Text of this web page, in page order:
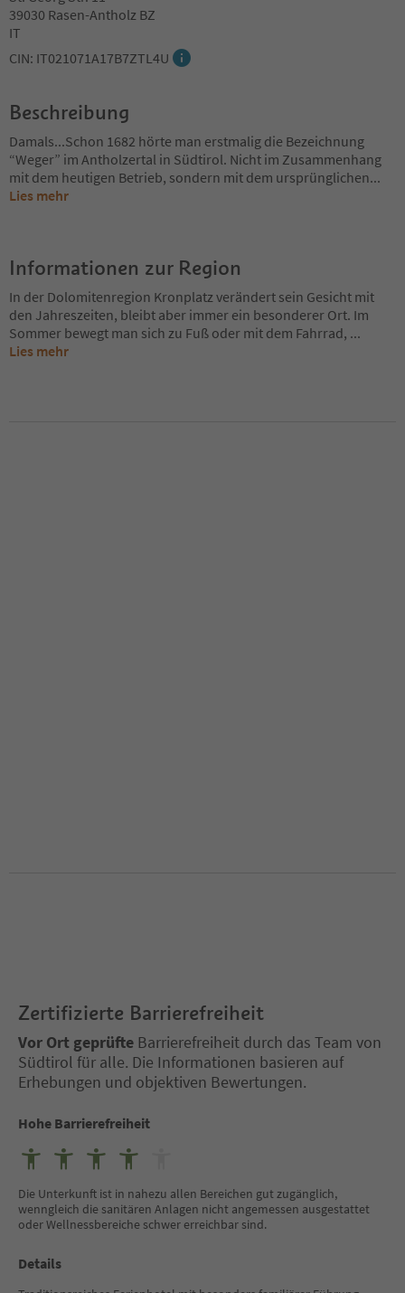
39030 Rasen-Antholz BZ
IT
CIN: IT021071A17B7ZTL4U
Beschreibung
Damals...Schon 1682 hörte man erstmalig die Bezeichnung
“Weger” im Antholzertal in Südtirol. Nicht im Zusammenhang
mit dem heutigen Betrieb, sondern mit dem ursprünglichen...
Lies mehr
Informationen zur Region
In der Dolomitenregion Kronplatz verändert sein Gesicht mit
den Jahreszeiten, bleibt aber immer ein besonderer Ort. Im
Sommer bewegt man sich zu Fuß oder mit dem Fahrrad, ...
Lies mehr
Zertifizierte Barrierefreiheit
Vor Ort geprüfte Barrierefreiheit durch das Team von
Südtirol für alle. Die Informationen basieren auf
Erhebungen und objektiven Bewertungen.
Hohe Barrierefreiheit
Die Unterkunft ist in nahezu allen Bereichen gut zugänglich,
wenngleich die sanitären Anlagen nicht angemessen ausgestattet
oder Wellnessbereiche schwer erreichbar sind.
Details